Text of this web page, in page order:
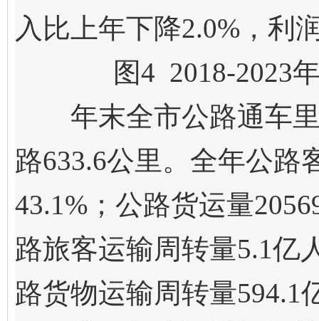
入比上年下降2.0%，利
图4 2018-2023
年末全市公路通车
路633.6公里。全年公路
43.1%；公路货运量205
路旅客运输周转量5.1亿
路货物运输周转量594.1